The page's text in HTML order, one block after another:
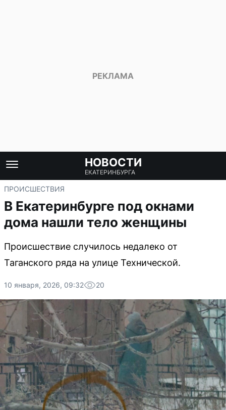
НОВОСТИ
ЕКАТЕРИНБУРГА
ПРОИСШЕСТВИЯ
В Екатеринбурге под окнами
дома нашли тело женщины
Происшествие случилось недалеко от
Таганского ряда на улице Технической.
10 января, 2026, 09:32 20